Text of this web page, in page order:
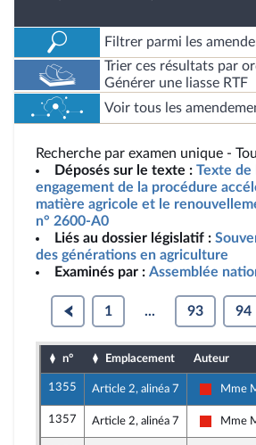
Filtrer parmi les
Trier ces résultats par
Générer une liasse RTF
Voir tous les
Recherche par examen unique -
Déposés sur le texte : Texte de
engagement de la procédure
matière agricole et le
n° 2600-A0
Liés au dossier législatif :
des générations en agriculture
Examinés par : Assemblée
1 ... 93 94
n° Emplacement Auteur
1355 Article 2, alinéa 7
La
Mme
1357 Article 2, alinéa 7
La
Mme